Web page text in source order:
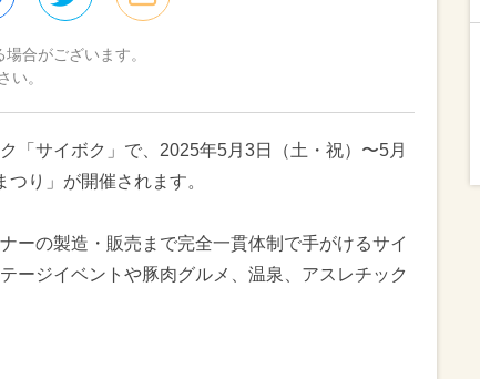
合がございます。
い。
「サイボク」で、2025年5月3日（土・祝）〜5月
り」が開催されます。
ーの製造・販売まで完全一貫体制で手がけるサイ
ージイベントや豚肉グルメ、温泉、アスレチック